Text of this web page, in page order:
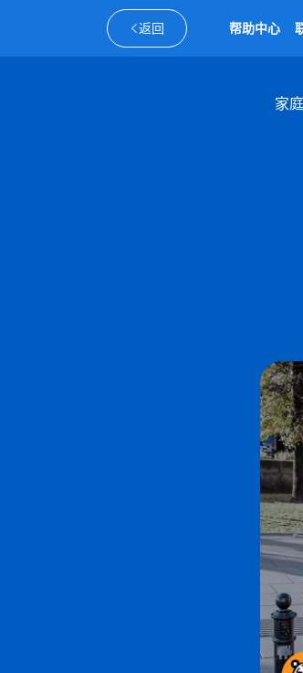
返回 帮助中心
家庭